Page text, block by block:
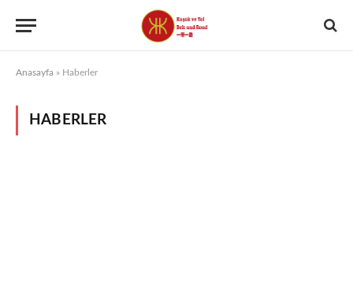
Anasayfa » Haberler
HABERLER